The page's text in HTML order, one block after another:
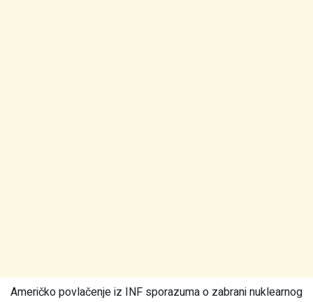
Američko povlačenje iz INF sporazuma o zabrani nuklearnog